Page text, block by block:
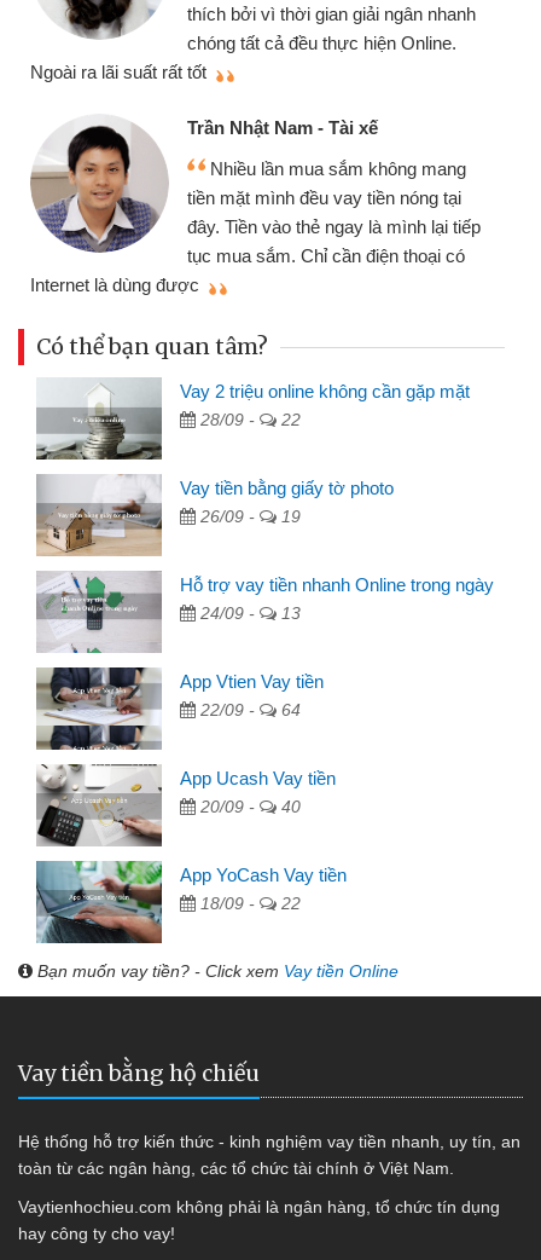
thích bởi vì thời gian giải ngân nhanh
chóng tất cả đều thực hiện Online.
Ngoài ra lãi suất rất tốt
Trần Nhật Nam - Tài xế
Nhiều lần mua sắm không mang
tiền mặt mình đều vay tiền nóng tại
đây. Tiền vào thẻ ngay là mình lại tiếp
tục mua sắm. Chỉ cần điện thoại có
Internet là dùng được
Có thể bạn quan tâm?
Vay 2 triệu online không cần gặp mặt
28/09 - 22
Vay tiền bằng giấy tờ photo
26/09 - 19
Hỗ trợ vay tiền nhanh Online trong ngày
24/09 - 13
App Vtien Vay tiền
22/09 - 64
App Ucash Vay tiền
20/09 - 40
App YoCash Vay tiền
18/09 - 22
Bạn muốn vay tiền? - Click xem Vay tiền Online
Vay tiền bằng hộ chiếu
Hệ thống hỗ trợ kiến thức - kinh nghiệm vay tiền nhanh, uy tín, an
toàn từ các ngân hàng, các tổ chức tài chính ở Việt Nam.
Vaytienhochieu.com không phải là ngân hàng, tổ chức tín dụng
hay công ty cho vay!